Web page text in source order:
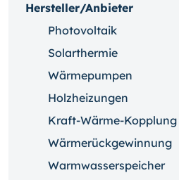
Hersteller/Anbieter
Photovoltaik
Solarthermie
Wärmepumpen
Holzheizungen
Kraft-Wärme-Kopplung
Wärmerückgewinnung
Warmwasserspeicher